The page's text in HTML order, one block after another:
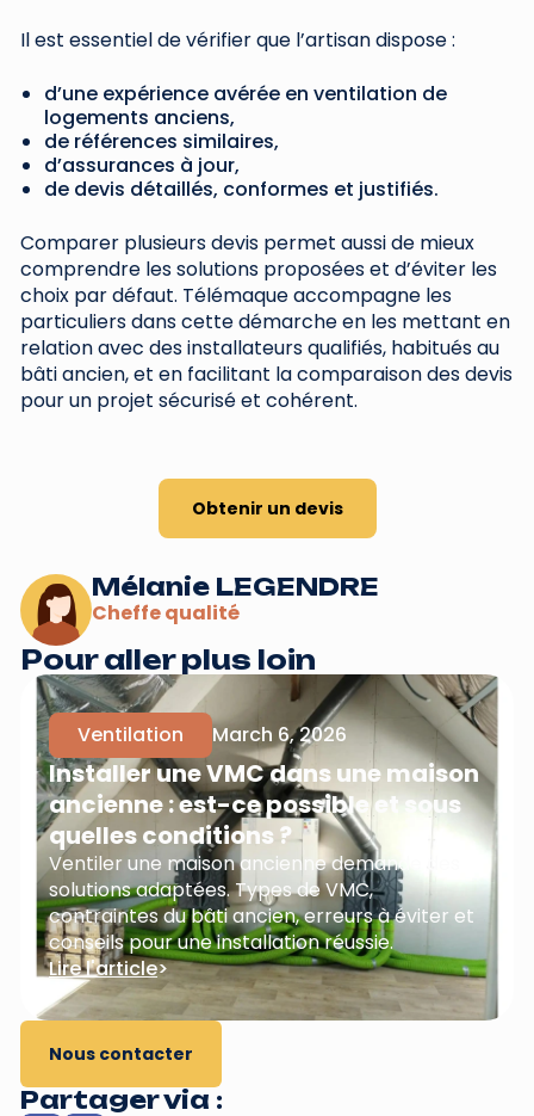
Il est essentiel de vérifier que l’artisan dispose :
d’une expérience avérée en ventilation de
logements anciens,
de références similaires,
d’assurances à jour,
de devis détaillés, conformes et justifiés.
Comparer plusieurs devis permet aussi de mieux
comprendre les solutions proposées et d’éviter les
choix par défaut. Télémaque accompagne les
particuliers dans cette démarche en les mettant en
relation avec des installateurs qualifiés, habitués au
bâti ancien, et en facilitant la comparaison des devis
pour un projet sécurisé et cohérent.
Obtenir un devis
Mélanie LEGENDRE
Cheffe qualité
Pour aller plus loin
Ventilation March 6, 2026
Installer une VMC dans une maison
ancienne : est-ce possible et sous
quelles conditions ?
Ventiler une maison ancienne demande des
solutions adaptées. Types de VMC,
contraintes du bâti ancien, erreurs à éviter et
conseils pour une installation réussie.
Lire l'article>
Nous contacter
Partager via :